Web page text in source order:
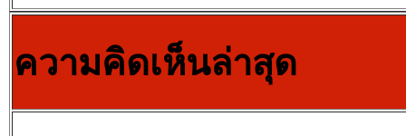
ความคิดเห็นล่าสุด